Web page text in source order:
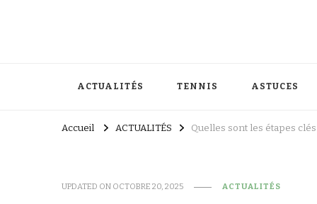
ACTUALITÉS TENNIS ASTUCES
Accueil ACTUALITÉS Quelles sont les étapes
UPDATED ON OCTOBRE 20, 2025 ACTUALITÉS